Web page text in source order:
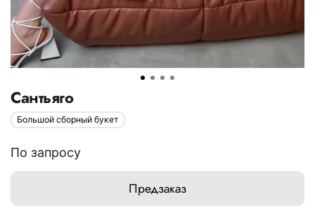
Сантьяго
Большой сборный букет
По запросу
Предзаказ